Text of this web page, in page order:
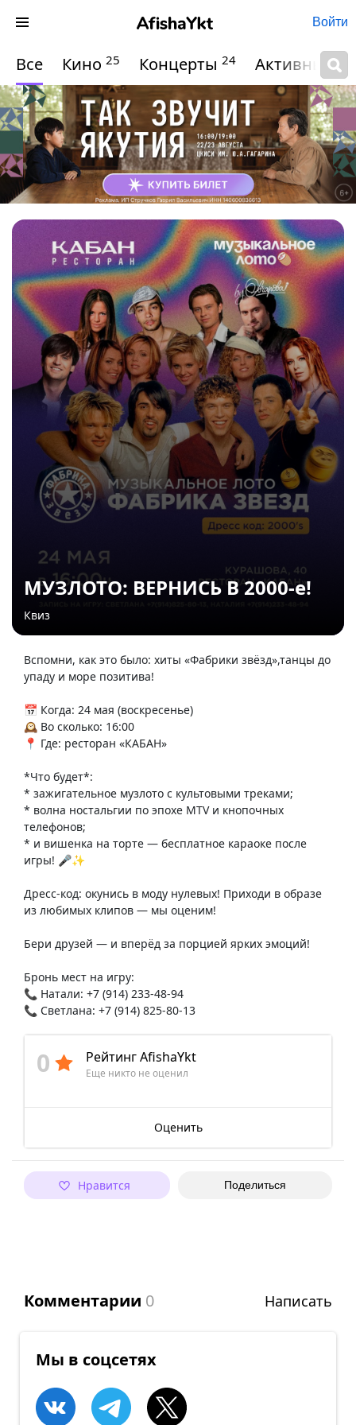
Войти
Все Кино 25 Концерты 24 Активный
МУЗЛОТО: ВЕРНИСЬ В 2000‑е!
Квиз
Вспомни, как это было: хиты «Фабрики звёзд»,танцы до
упаду и море позитива!
📅 Когда: 24 мая (воскресенье)
🕰 Во сколько: 16:00
📍 Где: ресторан «КАБАН»
*Что будет*:
* зажигательное музлото с культовыми треками;
* волна ностальгии по эпохе MTV и кнопочных
телефонов;
* и вишенка на торте — бесплатное караоке после
игры! 🎤✨
Дресс-код: окунись в моду нулевых! Приходи в образе
из любимых клипов — мы оценим!
Бери друзей — и вперёд за порцией ярких эмоций!
Бронь мест на игру:
📞 Натали: +7 (914) 233-48-94
📞 Светлана: +7 (914) 825-80-13
0 Рейтинг AfishaYkt
Еще никто не оценил
Оценить
Нравится Поделиться
Комментарии 0 Написать
Мы в соцсетях